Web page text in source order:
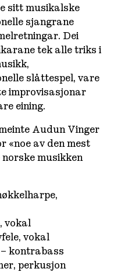
sitt musikalske
sjangrane
Dei
tek alle triks i
slåttespel, vare
improvisasjonar
eining.
Audun Vinger
«noe av den mest
norske musikken
vokal
vokal
kontrabass
perkusjon